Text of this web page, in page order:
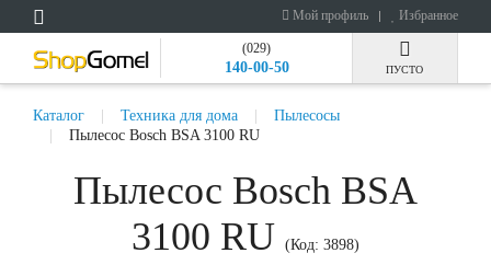
Мой профиль Избранное
(029)
140-00-50 ПУСТО
Каталог Техника для дома
Пылесосы
Пылесос Bosch BSA 3100 RU
Пылесос Bosch BSA
3100 RU (Код: 3898)